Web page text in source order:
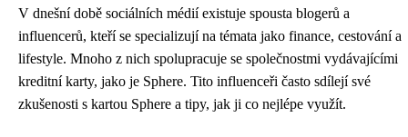
V dnešní době sociálních médií existuje spousta blogerů a
influencerů, kteří se specializují na témata jako finance, cestování a
lifestyle. Mnoho z nich spolupracuje se společnostmi vydávajícími
kreditní karty, jako je Sphere. Tito influenceři často sdílejí své
zkušenosti s kartou Sphere a tipy, jak ji co nejlépe využít.